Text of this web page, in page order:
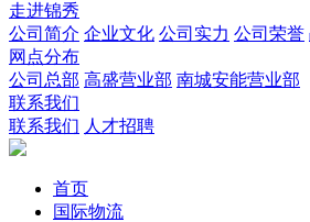
走进锦秀
公司简介 企业文化 公司实力 公司荣誉
网点分布
公司总部 高盛营业部 南城安能营业部
联系我们
联系我们 人才招聘
首页
国际物流